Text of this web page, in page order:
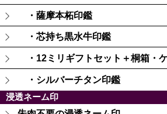
・薩摩本柘印鑑
・芯持ち黒水牛印鑑
・12ミリギフトセット＋桐箱・
・シルバーチタン印鑑
浸透ネーム印